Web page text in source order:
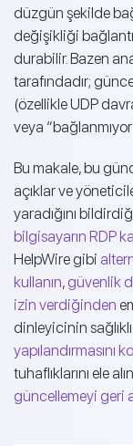
düzgün şekilde
değişikliği
durabilir. Bazen
tarafındadır;
(özellikle UDP
veya
Bu makale, bu
açıklar ve
yaradığını
bilgisayarın RDP
HelpWire gibi
kullanın,güvenlik
izin verdiğinden
dinleyicinin
yapılandırmasını
tuhaflıklarını ele
güncellemeyi geri